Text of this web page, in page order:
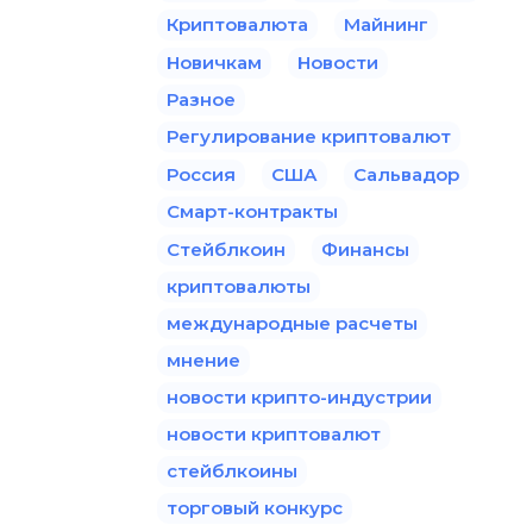
Криптовалюта
Майнинг
Новичкам
Новости
Разное
Регулирование криптовалют
Россия
США
Сальвадор
Смарт-контракты
Стейблкоин
Финансы
криптовалюты
международные расчеты
мнение
новости крипто-индустрии
новости криптовалют
стейблкоины
торговый конкурс